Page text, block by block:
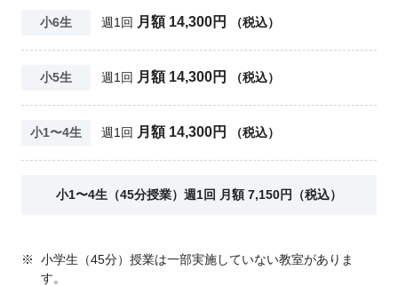
小6生 週1回 月額 14,300円 （税込）
小5生 週1回 月額 14,300円 （税込）
小1〜4生 週1回 月額 14,300円 （税込）
小1〜4生（45分授業）週1回 月額 7,150円（税込）
※
小学生（45分）授業は一部実施していない教室がありま
す。